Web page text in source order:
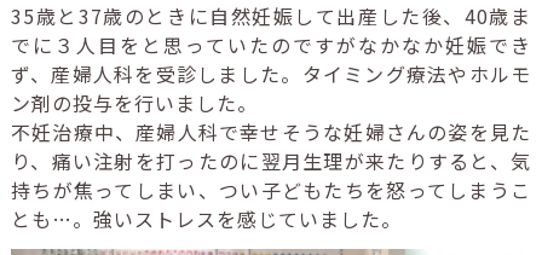
35歳と37歳のときに自然妊娠して出産した後、40歳ま
でに３人目をと思っていたのですがなかなか妊娠でき
ず、産婦人科を受診しました。タイミング療法やホルモ
ン剤の投与を行いました。
不妊治療中、産婦人科で幸せそうな妊婦さんの姿を見た
り、痛い注射を打ったのに翌月生理が来たりすると、気
持ちが焦ってしまい、つい子どもたちを怒ってしまうこ
とも…。強いストレスを感じていました。